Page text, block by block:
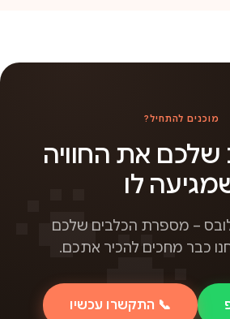
מוכנים להתחיל?
שלכם את החוויה
לו
– מספרת הכלבים שלכם
כבר מחכים להכיר אתכם.
📞 התקשרו עכשיו